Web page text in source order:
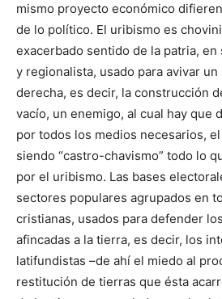
mismo proyecto económico
de lo político. El uribismo es
exacerbado sentido de la patria,
y regionalista, usado para avivar
derecha, es decir, la construcción
vacío, un enemigo, al cual hay que
por todos los medios necesarios, el
siendo “castro-chavismo” todo lo
por el uribismo. Las bases
sectores populares agrupados en
cristianas, usados para defender
afincadas a la tierra, es decir, los
latifundistas –de ahí el miedo al
restitución de tierras que ésta